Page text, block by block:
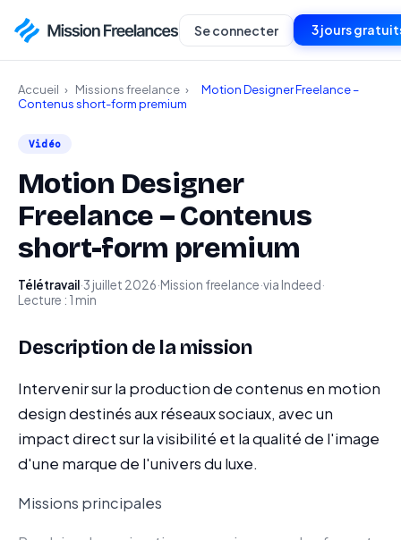
Se connecter 3 jours
Accueil › Missions freelance ›
Motion Designer Freelance –
Contenus short-form premium
Vidéo
Motion Designer
Freelance – Contenus
short-form premium
Télétravail·3 juillet 2026·Mission freelance·via Indeed·
Lecture : 1 min
Description de la mission
Intervenir sur la production de contenus en motion
design destinés aux réseaux sociaux, avec un
impact direct sur la visibilité et la qualité de l'image
d'une marque de l'univers du luxe.
Missions principales